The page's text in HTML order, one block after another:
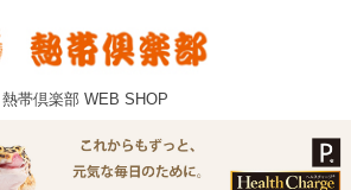
熱帯倶楽部 WEB SHOP